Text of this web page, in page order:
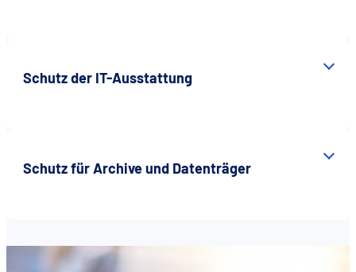
Schutz der IT-Ausstattung
Schutz für Archive und Datenträger